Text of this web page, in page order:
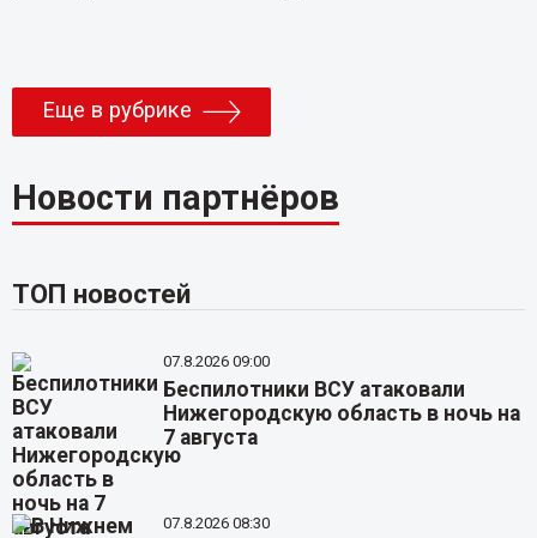
Еще в рубрике
Новости партнёров
ТОП новостей
07.8.2026 09:00
Беспилотники ВСУ атаковали
Нижегородскую область в ночь на
7 августа
07.8.2026 08:30